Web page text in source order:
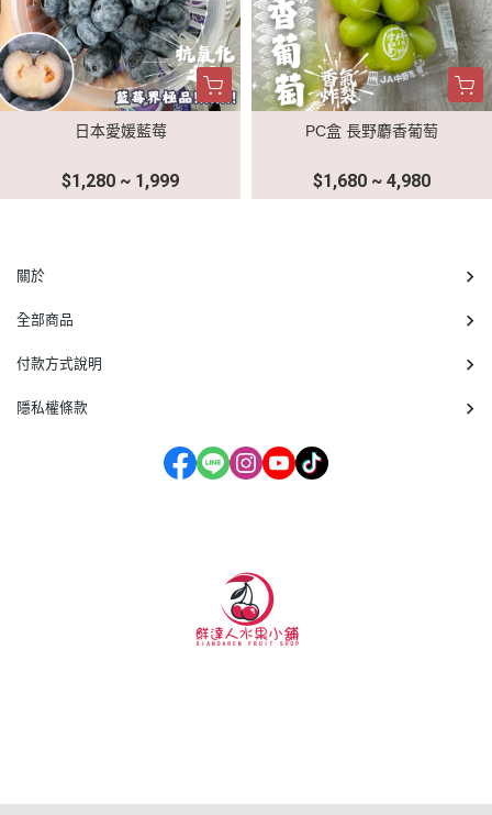
日本愛媛藍莓
$1,280 ~ 1,999
PC盒 長野麝香葡萄
$1,680 ~ 4,980
關於
全部商品
付款方式說明
隱私權條款